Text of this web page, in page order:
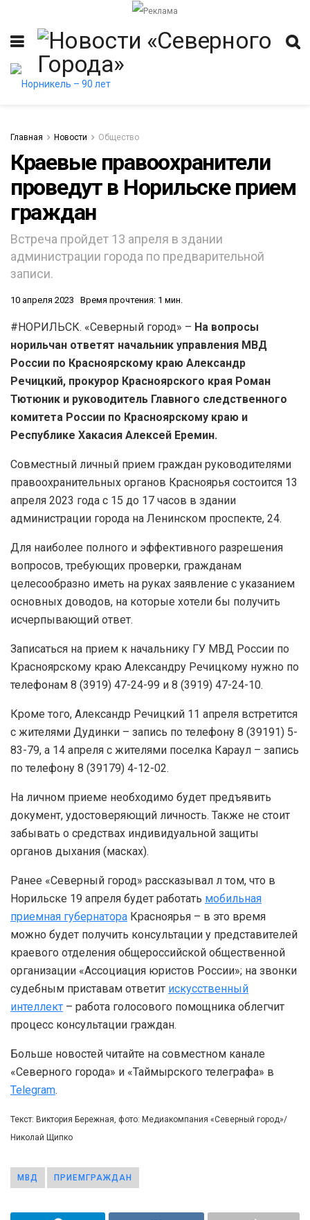
Главная Новости Общество
Краевые правоохранители
проведут в Норильске прием
граждан
Встреча пройдет 13 апреля в здании
администрации города по предварительной
записи.
10 апреля 2023 Время прочтения: 1 мин.
#НОРИЛЬСК. «Северный город» – На вопросы
норильчан ответят начальник управления МВД
России по Красноярскому краю Александр
Речицкий, прокурор Красноярского края Роман
Тютюник и руководитель Главного следственного
комитета России по Красноярскому краю и
Республике Хакасия Алексей Еремин.
Совместный личный прием граждан руководителями
правоохранительных органов Красноярья состоится 13
апреля 2023 года с 15 до 17 часов в здании
администрации города на Ленинском проспекте, 24.
Для наиболее полного и эффективного разрешения
вопросов, требующих проверки, гражданам
целесообразно иметь на руках заявление с указанием
основных доводов, на которые хотели бы получить
исчерпывающий ответ.
Записаться на прием к начальнику ГУ МВД России по
Красноярскому краю Александру Речицкому нужно по
телефонам 8 (3919) 47-24-99 и 8 (3919) 47-24-10.
Кроме того, Александр Речицкий 11 апреля встретится
с жителями Дудинки – запись по телефону 8 (39191) 5-
83-79, а 14 апреля с жителями поселка Караул – запись
по телефону 8 (39179) 4-12-02.
На личном приеме необходимо будет предъявить
документ, удостоверяющий личность. Также не стоит
забывать о средствах индивидуальной защиты
органов дыхания (масках).
Ранее «Северный город» рассказывал л том, что в
Норильске 19 апреля будет работать мобильная
приемная губернатора Красноярья – в это время
можно будет получить консультации у представителей
краевого отделения общероссийской общественной
организации «Ассоциация юристов России»; на звонки
судебным приставам ответит искусственный
интеллект – работа голосового помощника облегчит
процесс консультации граждан.
Больше новостей читайте на совместном канале
«Северного города» и «Таймырского телеграфа» в
Telegram.
Текст: Виктория Бережная, фото: Медиакомпания «Северный город»/
Николай Щипко
МВД ПРИЕМГРАЖДАН